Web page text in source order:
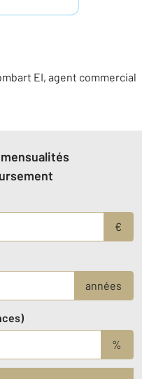
EI, agent commercial
€
années
%